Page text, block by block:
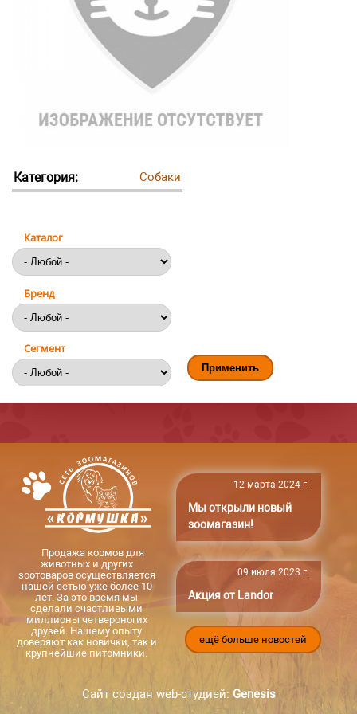
Категория: Собаки
Каталог
Бренд
Сегмент
Продажа кормов для
животных и других
зоотоваров осуществляется
нашей сетью уже более 10
лет. За это время мы
сделали счастливыми
миллионы четвероногих
друзей. Нашему опыту
доверяют как новички, так и
крупнейшие питомники.
12 марта 2024 г.
Мы открыли новый
зоомагазин!
09 июля 2023 г.
Акция от Landor
ещё больше новостей
Сайт создан web-студией: Genesis